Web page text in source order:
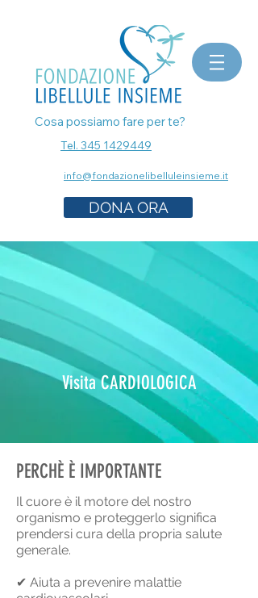
Cosa possiamo fare per te?
Tel. 345 1429449
info@fondazionelibelluleinsieme.it
DONA ORA
Visita CARDIOLOGICA
PERCHÈ È IMPORTANTE
Il cuore è il motore del nostro
organismo e proteggerlo significa
prendersi cura della propria salute
generale.
✔ Aiuta a prevenire malattie